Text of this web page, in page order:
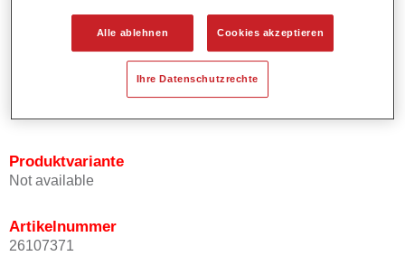
Ermöglicht schnelle Trocknungszeiten.
Bietet ein hohes Deckvermögen.
Besitzt einen exzellenten Decklackstand.
Entspricht den VOC Anforderungen.
Produktvariante
Not available
Artikelnummer
26107371
Alle ablehnen Cookies akzeptieren
Ihre Datenschutzrechte